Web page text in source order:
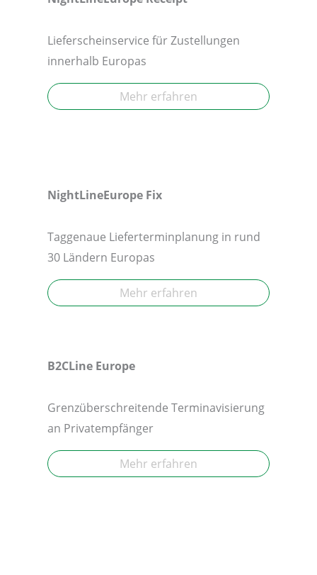
Lieferscheinservice für Zustellungen
innerhalb Europas
Mehr erfahren
NightLineEurope Fix
Taggenaue Lieferterminplanung in rund
30 Ländern Europas
Mehr erfahren
B2CLine Europe
Grenzüberschreitende Terminavisierung
an Privatempfänger
Mehr erfahren